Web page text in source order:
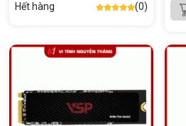
Hết hàng (0)